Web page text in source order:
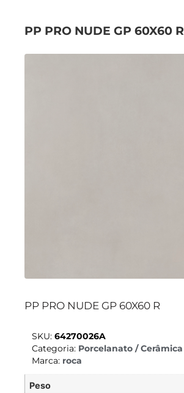
PP PRO NUDE GP 60X60 R
PP PRO NUDE GP 60X60 R
SKU: 64270026A
Categoria: Porcelanato / Cerâmica
Marca: roca
Peso